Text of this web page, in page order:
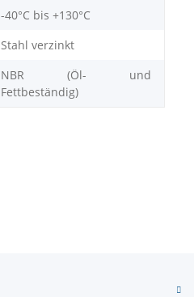
-40°C bis +130°C
Stahl verzinkt
NBR (Öl- und
Fettbeständig)